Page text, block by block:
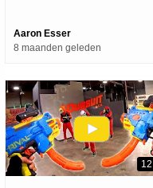
Aaron Esser
8 maanden geleden